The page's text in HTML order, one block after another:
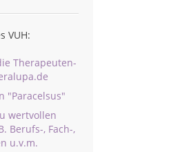
VUH:
Therapeuten-
"Paracelsus"
wertvollen
Berufs-, Fach-,
u.v.m.